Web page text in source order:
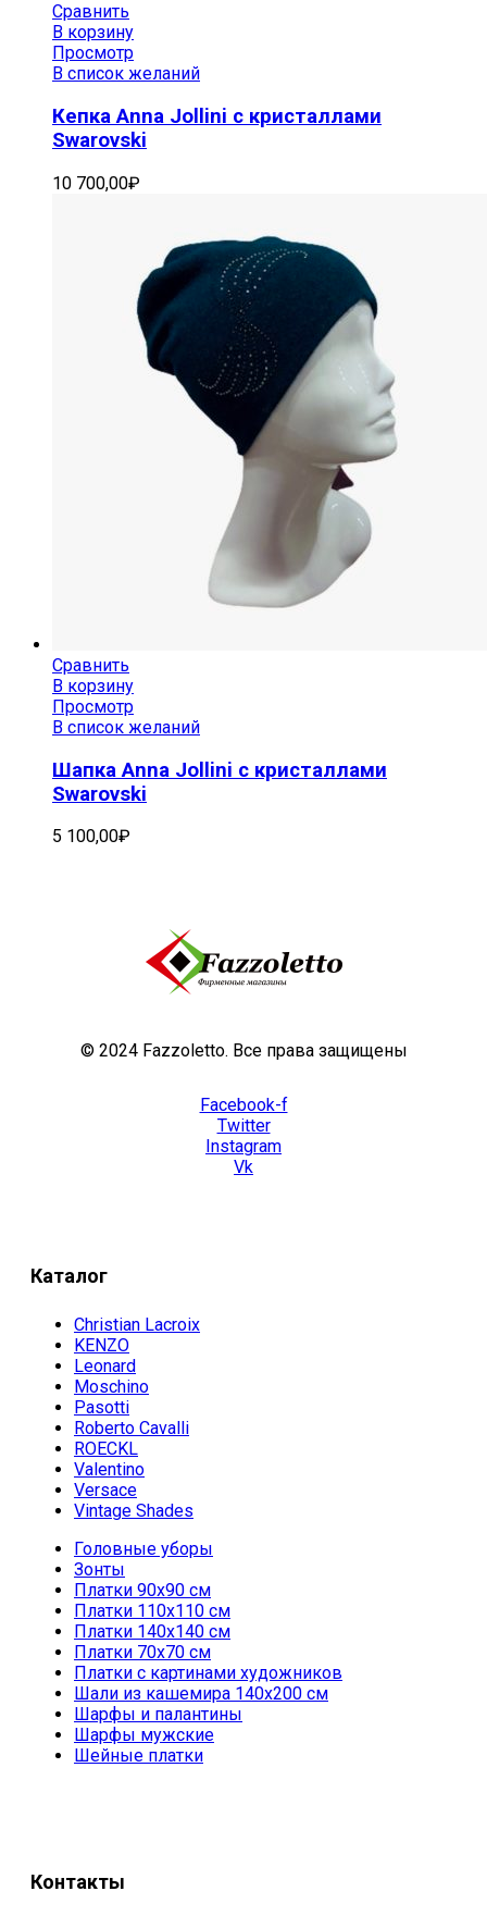
Сравнить
В корзину
Просмотр
В список желаний
Кепка Anna Jollini с кристаллами
Swarovski
10 700,00₽
Сравнить
В корзину
Просмотр
В список желаний
Шапка Anna Jollini с кристаллами
Swarovski
5 100,00₽
© 2024 Fazzoletto. Все права защищены
Facebook-f
Twitter
Instagram
Vk
Каталог
Christian Lacroix
KENZO
Leonard
Moschino
Pasotti
Roberto Cavalli
ROECKL
Valentino
Versace
Vintage Shades
Головные уборы
Зонты
Платки 90х90 см
Платки 110х110 см
Платки 140х140 см
Платки 70х70 см
Платки с картинами художников
Шали из кашемира 140х200 см
Шарфы и палантины
Шарфы мужские
Шейные платки
Контакты